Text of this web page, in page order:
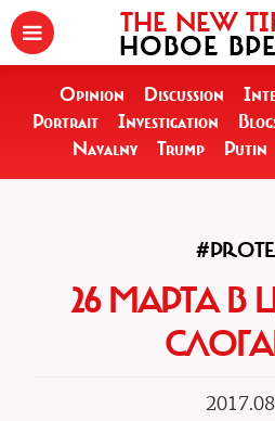
THE NEW
НОВОЕ
Opinion Discussion
Portrait
Investigation
Navalny
Trump Putin
26 МАРТА